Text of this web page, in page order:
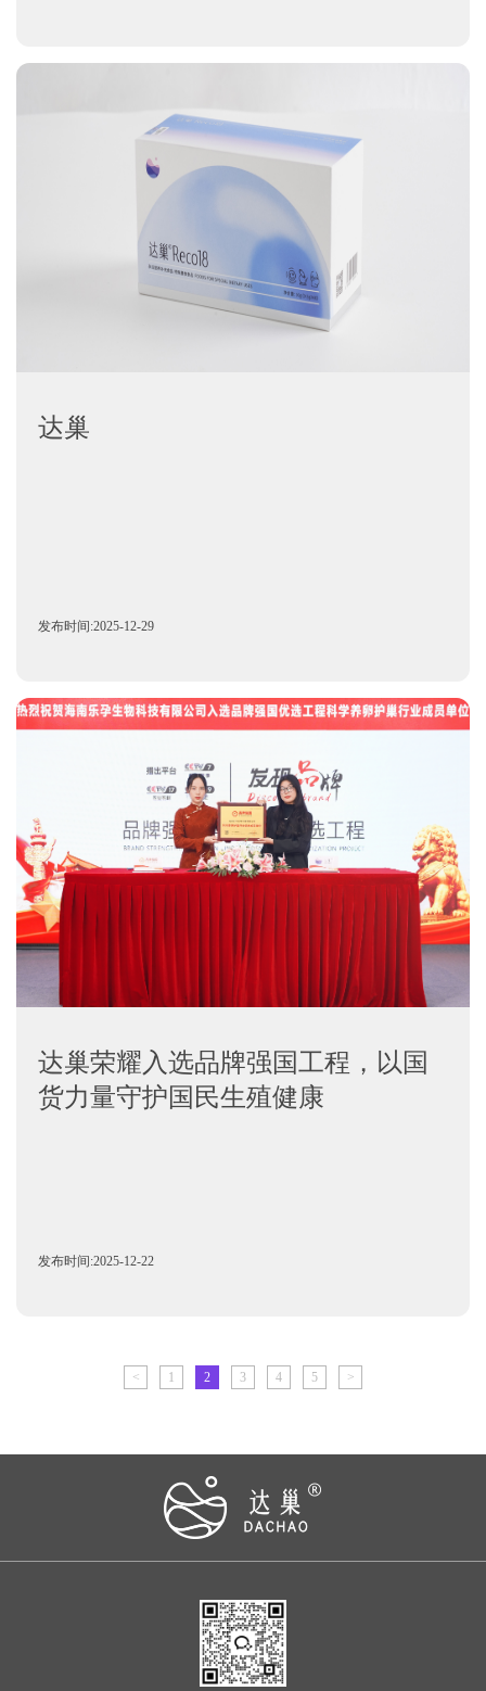
达巢
发布时间:2025-12-29
达巢荣耀入选品牌强国工程，以国
货力量守护国民生殖健康
发布时间:2025-12-22
< 1 2 3 4 5 >